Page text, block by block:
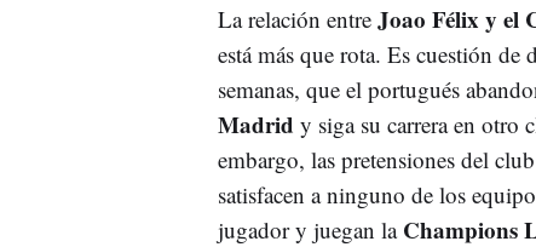
La relación entre Joao Félix y el
está más que rota. Es cuestión de
semanas, que el portugués
Madrid y siga su carrera en otro
embargo, las pretensiones del
satisfacen a ninguno de los
jugador y juegan la Champions